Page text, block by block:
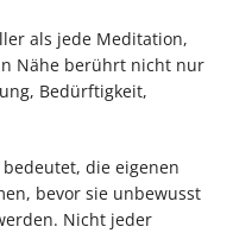
als jede Meditation,
Nähe berührt nicht nur
Bedürftigkeit,
die eigenen
bevor sie unbewusst
Nicht jeder